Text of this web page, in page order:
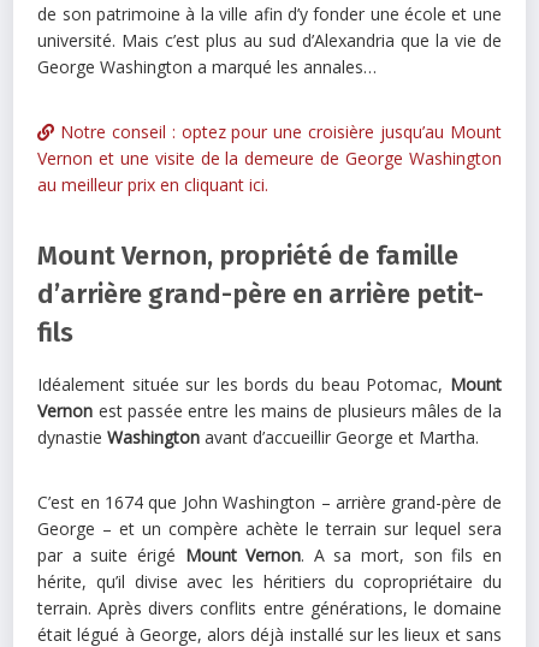
de son patrimoine à la ville afin d’y fonder une école et une
université. Mais c’est plus au sud d’Alexandria que la vie de
George Washington a marqué les annales…
Notre conseil : optez pour une croisière jusqu’au Mount
Vernon et une visite de la demeure de George Washington
au meilleur prix en cliquant ici.
Mount Vernon, propriété de famille
d’arrière grand-père en arrière petit-
fils
Idéalement située sur les bords du beau Potomac, Mount
Vernon est passée entre les mains de plusieurs mâles de la
dynastieWashington avant d’accueillir George et Martha.
C’est en 1674 que John Washington – arrière grand-père de
George – et un compère achète le terrain sur lequel sera
par a suite érigé Mount Vernon. A sa mort, son fils en
hérite, qu’il divise avec les héritiers du copropriétaire du
terrain. Après divers conflits entre générations, le domaine
était légué à George, alors déjà installé sur les lieux et sans